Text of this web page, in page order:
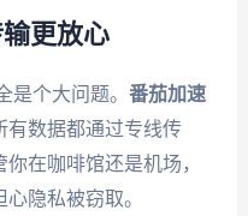
更放心
是个大问题。 番茄加速
有数据都通过专线传
在咖啡馆还是机场，
隐私被窃取。